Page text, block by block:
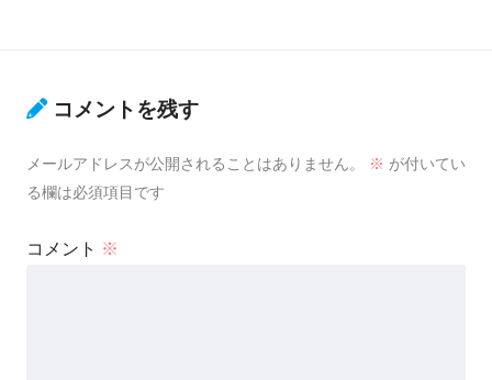
コメントを残す
メールアドレスが公開されることはありません。 ※ が付いてい
る欄は必須項目です
コメント ※